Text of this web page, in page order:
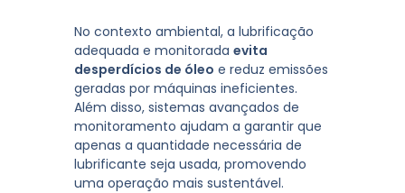
No contexto ambiental, a lubrificação
adequada e monitorada evita
desperdícios de óleo e reduz emissões
geradas por máquinas ineficientes.
Além disso, sistemas avançados de
monitoramento ajudam a garantir que
apenas a quantidade necessária de
lubrificante seja usada, promovendo
uma operação mais sustentável.